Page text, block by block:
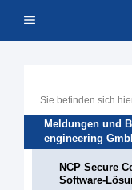
Inhalt Menü
Sie befinden sich
Meldungen und
engineering
NCP Secure
Software-